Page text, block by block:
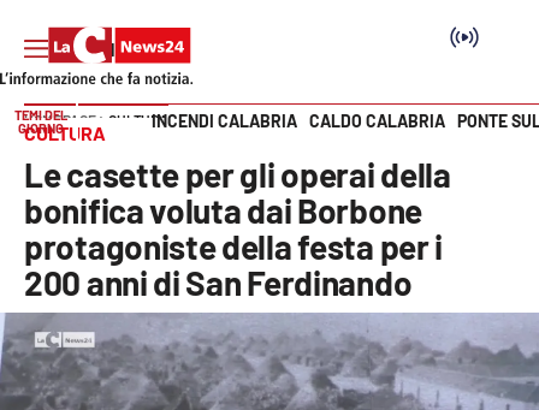
SEZIONI
Cronaca
Politica
Attualità
Vai
TEMI DEL
GIORNO
INCENDI CALABRIA CALDO CALABRIA PONTE
HOME PAGE CULTURA
CULTURA
Le casette per gli operai della
bonifica voluta dai Borbone
protagoniste della festa per i
200 anni di San Ferdinando